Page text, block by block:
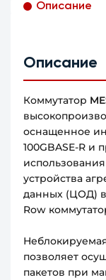
Описание
Описание
Коммутатор
оснащенное
100GBASE-R и
устройства
данных (ЦОД) в
Row
позволяет
пакетов при